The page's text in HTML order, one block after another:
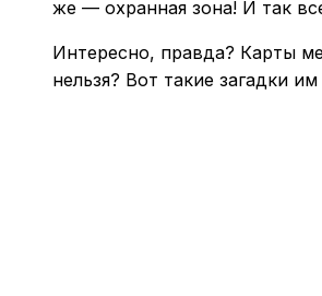
же — охранная зона! И так
Интересно, правда? Карты
нельзя? Вот такие загадки